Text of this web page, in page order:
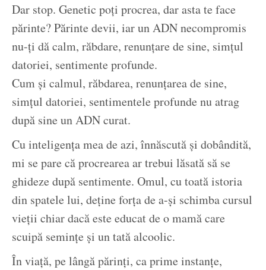
Dar stop. Genetic poți procrea, dar asta te face
părinte? Părinte devii, iar un ADN necompromis
nu-ți dă calm, răbdare, renunțare de sine, simțul
datoriei, sentimente profunde.
Cum și calmul, răbdarea, renunțarea de sine,
simțul datoriei, sentimentele profunde nu atrag
după sine un ADN curat.
Cu inteligența mea de azi, înnăscută și dobândită,
mi se pare că procrearea ar trebui lăsată să se
ghideze după sentimente. Omul, cu toată istoria
din spatele lui, deține forța de a-și schimba cursul
vieții chiar dacă este educat de o mamă care
scuipă semințe și un tată alcoolic.
În viață, pe lângă părinți, ca prime instanțe,